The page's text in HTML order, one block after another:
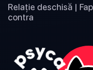
Relație deschisă |
contra